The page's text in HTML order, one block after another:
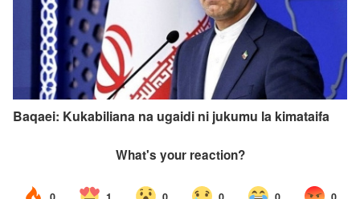
Baqaei: Kukabiliana na ugaidi ni jukumu la kimataifa